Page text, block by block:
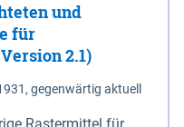
und
für
2.1)
gegenwärtig aktuell